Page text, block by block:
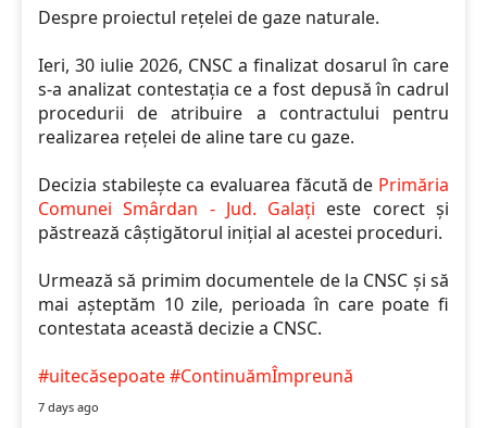
Despre proiectul rețelei de gaze naturale.
Ieri, 30 iulie 2026, CNSC a finalizat dosarul în care
s-a analizat contestația ce a fost depusă în cadrul
procedurii de atribuire a contractului pentru
realizarea rețelei de aline tare cu gaze.
Decizia stabilește ca evaluarea făcută de Primăria
Comunei Smârdan - Jud. Galați este corect și
păstrează câștigătorul inițial al acestei proceduri.
Urmează să primim documentele de la CNSC și să
mai așteptăm 10 zile, perioada în care poate fi
contestata această decizie a CNSC.
#uitecăsepoate#ContinuămÎmpreună
7 days ago